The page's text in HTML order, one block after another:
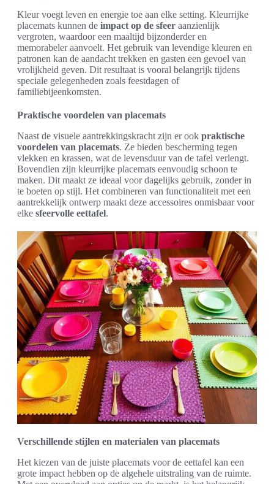
Kleur voegt leven en energie toe aan elke setting. Kleurrijke
placemats kunnen de impact op de sfeer aanzienlijk
vergroten, waardoor een maaltijd bijzonderder en
memorabeler aanvoelt. Het gebruik van levendige kleuren en
patronen kan de aandacht trekken en gasten een gevoel van
vrolijkheid geven. Dit resultaat is vooral belangrijk tijdens
speciale gelegenheden zoals feestdagen of
familiebijeenkomsten.
Praktische voordelen van placemats
Naast de visuele aantrekkingskracht zijn er ook praktische
voordelen van placemats. Ze bieden bescherming tegen
vlekken en krassen, wat de levensduur van de tafel verlengt.
Bovendien zijn kleurrijke placemats eenvoudig schoon te
maken. Dit maakt ze ideaal voor dagelijks gebruik, zonder in
te boeten op stijl. Het combineren van functionaliteit met een
aantrekkelijk ontwerp maakt deze accessoires onmisbaar voor
elke sfeervolle eettafel.
Verschillende stijlen en materialen van placemats
Het kiezen van de juiste placemats voor de eettafel kan een
grote impact hebben op de algehele uitstraling van de ruimte.